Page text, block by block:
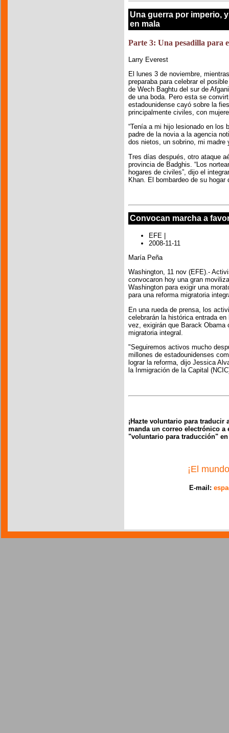
Una guerra por imperio,
en mala
Parte 3: Una pesadilla para
Larry Everest
El lunes 3 de noviembre,
preparaba para celebrar el
de Wech Baghtu del sur de
de una boda. Pero esta se
estadounidense cayó sobre la
principalmente civiles, con
“Tenía a mi hijo lesionado en los
padre de la novia a la agencia
dos nietos, un sobrino, mi madre
Tres días después, otro ataque
provincia de Badghis. “Los
hogares de civiles”, dijo el
Khan. El bombardeo de su
Convocan marcha a
EFE |
2008-11-11
María Peña
Washington, 11 nov (EFE).-
convocaron hoy una gran
Washington para exigir una
para una reforma migratoria
En una rueda de prensa, los
celebrarán la histórica entrada
vez, exigirán que Barack Obama
migratoria integral.
"Seguiremos activos mucho
millones de estadounidenses
lograr la reforma, dijo Jessica
la Inmigración de la Capital
¡Hazte voluntario para
manda un correo electrónico a
"voluntario para traducción"
¡El
E-mail: